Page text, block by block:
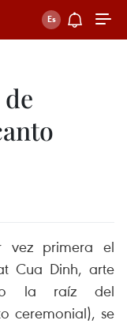
vez primera el
Cua Dinh, arte
la raíz del
ceremonial), se